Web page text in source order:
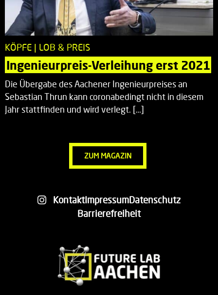
KÖPFE | LOB & PREIS
Ingenieurpreis-Verleihung erst 2021
Die Übergabe des Aachener Ingenieurpreises an
Sebastian Thrun kann coronabedingt nicht in diesem
Jahr stattfinden und wird verlegt. […]
ZUM MAGAZIN
KontaktImpressumDatenschutz
Barrierefreiheit